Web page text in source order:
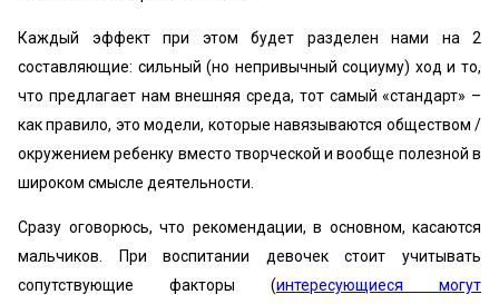
Каждый эффект при этом будет разделен нами на 2
составляющие: сильный (но непривычный социуму) ход и то,
что предлагает нам внешняя среда, тот самый «стандарт» –
как правило, это модели, которые навязываются обществом /
окружением ребенку вместо творческой и вообще полезной в
широком смысле деятельности.
Сразу оговорюсь, что рекомендации, в основном, касаются
мальчиков. При воспитании девочек стоит учитывать
сопутствующие факторы (интересующиеся могут